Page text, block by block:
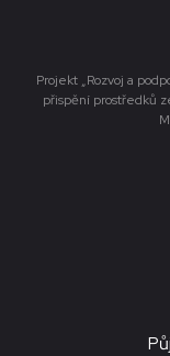
Projekt „Rozvoj a
přispění prostředků